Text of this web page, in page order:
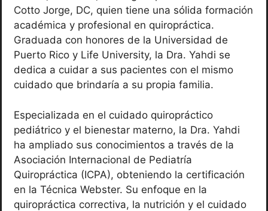
Cotto Jorge, DC, quien tiene una sólida formación
académica y profesional en quiropráctica.
Graduada con honores de la Universidad de
Puerto Rico y Life University, la Dra. Yahdi se
dedica a cuidar a sus pacientes con el mismo
cuidado que brindaría a su propia familia.
Especializada en el cuidado quiropráctico
pediátrico y el bienestar materno, la Dra. Yahdi
ha ampliado sus conocimientos a través de la
Asociación Internacional de Pediatría
Quiropráctica (ICPA), obteniendo la certificación
en la Técnica Webster. Su enfoque en la
quiropráctica correctiva, la nutrición y el cuidado